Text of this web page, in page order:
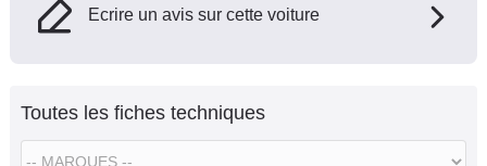
Ecrire un avis sur cette voiture
Toutes les fiches techniques